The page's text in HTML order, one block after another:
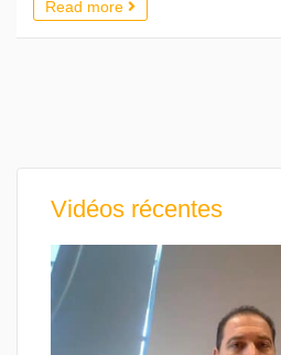
Read more
Vidéos récentes